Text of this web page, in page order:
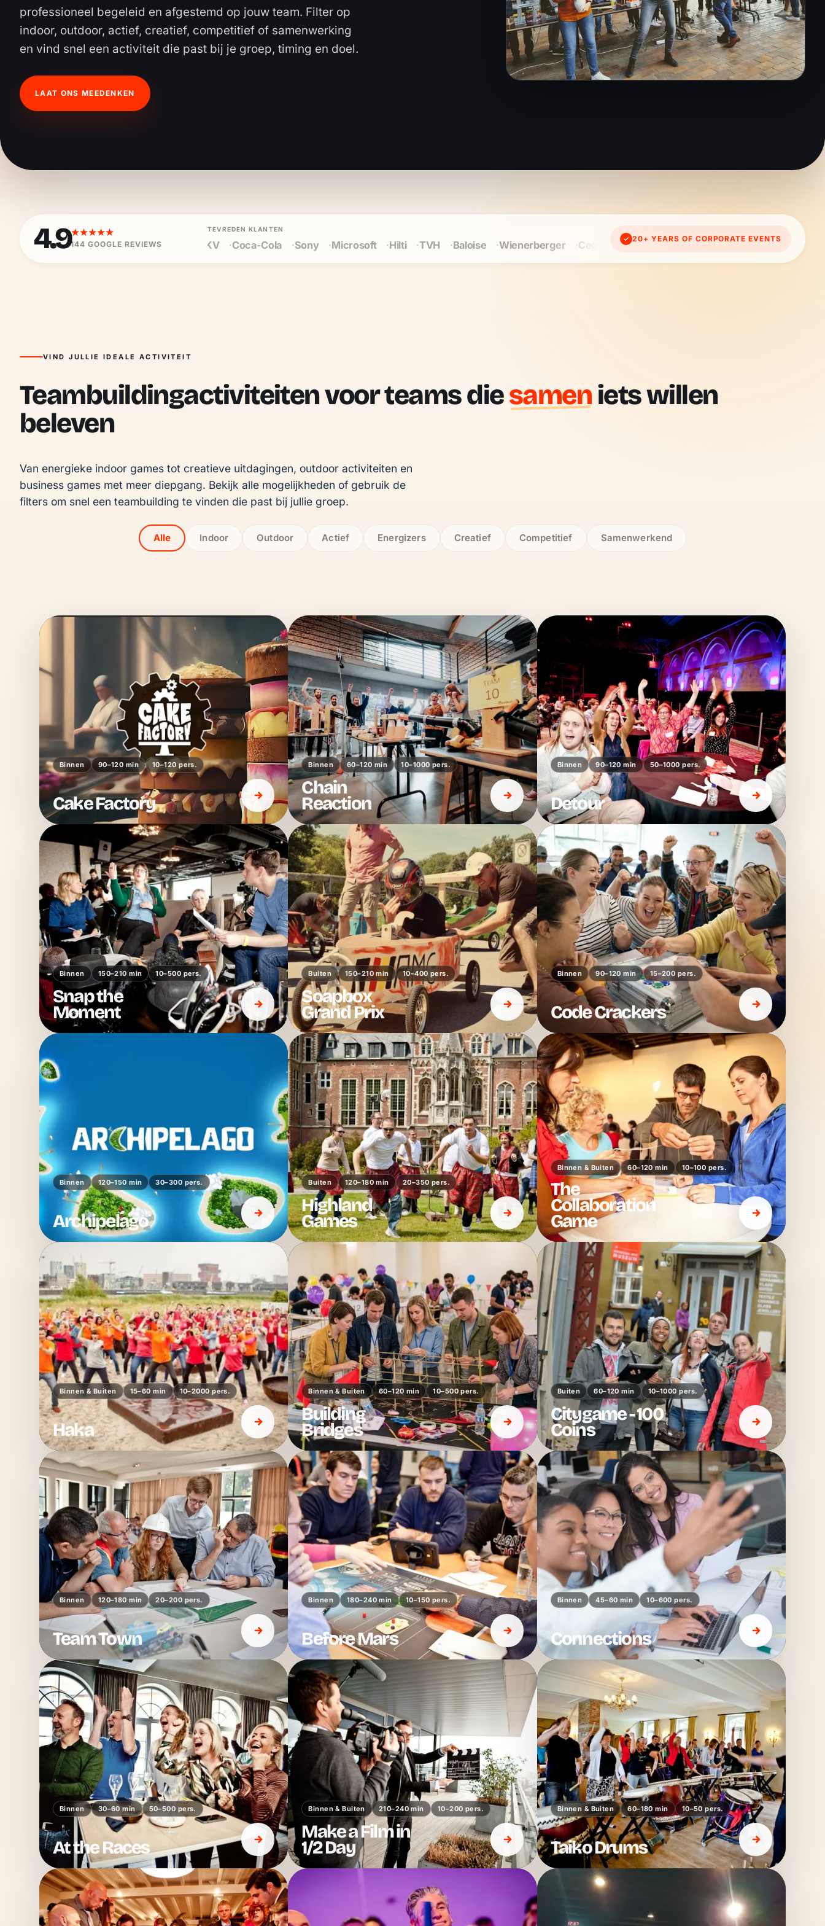
professioneel begeleid en afgestemd op jouw team. Filter op
indoor, outdoor, actief, creatief, competitief of samenwerking
en vind snel een activiteit die past bij je groep, timing en doel.
LAAT ONS MEEDENKEN
4.9★★★★★
144 GOOGLE REVIEWS
TEVREDEN KLANTEN
DKV Coca-Cola Sony Microsoft Hilti TVH Baloise Wienerberger Cegeka Maersk PWC Umicore Elia Proximus Deloitte ING Bekaert
✓ 20+ YEARS OF CORPORATE EVENTS
VIND JULLIE IDEALE ACTIVITEIT
Teambuildingactiviteiten voor teams diesameniets willen
beleven
Van energieke indoor games tot creatieve uitdagingen, outdoor activiteiten en
business games met meer diepgang. Bekijk alle mogelijkheden of gebruik de
filters om snel een teambuilding te vinden die past bij jullie groep.
Alle Indoor Outdoor Actief Energizers Creatief Competitief Samenwerkend
Binnen 90–120 min 10–120 pers.
Cake Factory
Binnen 60–120 min 10–1000 pers.
Chain
Reaction
Binnen 90–120 min 50–1000 pers.
Detour
Binnen 150–210 min 10–500 pers.
Snap the
Moment
Buiten 150–210 min 10–400 pers.
Soapbox
Grand Prix
Binnen 90–120 min 15–200 pers.
Code Crackers
Binnen 120–150 min 30–300 pers.
Archipelago
Buiten 120–180 min 20–350 pers.
Highland
Games
Binnen & Buiten 60–120 min 10–100 pers.
The
Collaboration
Game
Binnen & Buiten 15–60 min 10–2000 pers.
Haka
Binnen & Buiten 60–120 min 10–500 pers.
Building
Bridges
Buiten 60–120 min 10–1000 pers.
Citygame - 100
Coins
Binnen 120–180 min 20–200 pers.
Team Town
Binnen 180–240 min 10–150 pers.
Before Mars
Binnen 45–60 min 10–600 pers.
Connections
Binnen 30–60 min 50–500 pers.
At the Races
Binnen & Buiten 210–240 min 10–200 pers.
Make a Film in
1/2 Day
Binnen & Buiten 60–180 min 10–50 pers.
Taiko Drums